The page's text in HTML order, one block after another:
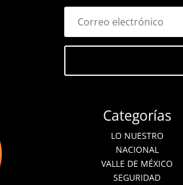
Categorías
LO NUESTRO
NACIONAL
VALLE DE MÉXICO
SEGURIDAD